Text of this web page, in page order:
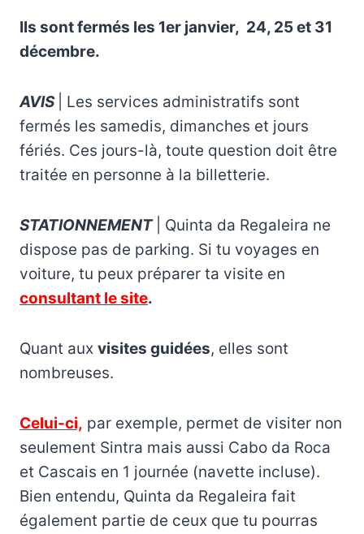
Ils sont fermés les 1er janvier, 24, 25 et 31
décembre.
AVIS
| Les services administratifs sont
fermés les samedis, dimanches et jours
fériés. Ces jours-là, toute question doit être
traitée en personne à la billetterie.
STATIONNEMENT
| Quinta da Regaleira ne
dispose pas de parking. Si tu voyages en
voiture, tu peux préparer ta visite en
consultant le site.
Quant aux visites guidées, elles sont
nombreuses.
Celui-ci, par exemple, permet de visiter non
seulement Sintra mais aussi Cabo da Roca
et Cascais en 1 journée (navette incluse).
Bien entendu, Quinta da Regaleira fait
également partie de ceux que tu pourras